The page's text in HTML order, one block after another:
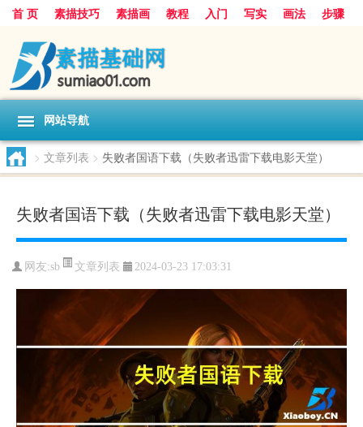
首 页 素描技巧 素描画 教程 入门 写实 画法
步骤
基础
超写实
网站导航
> 文章列表 > 失败者国语下载（失败者迅雷下载电影天堂）
失败者国语下载（失败者迅雷下载电影天堂）
网友:sb 文章列表 2024-03-23 17:03:31